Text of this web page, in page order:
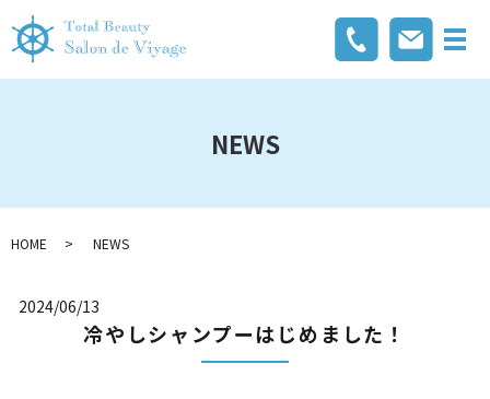
メ
NEWS
HOME NEWS
2024/06/13
冷やしシャンプーはじめました！